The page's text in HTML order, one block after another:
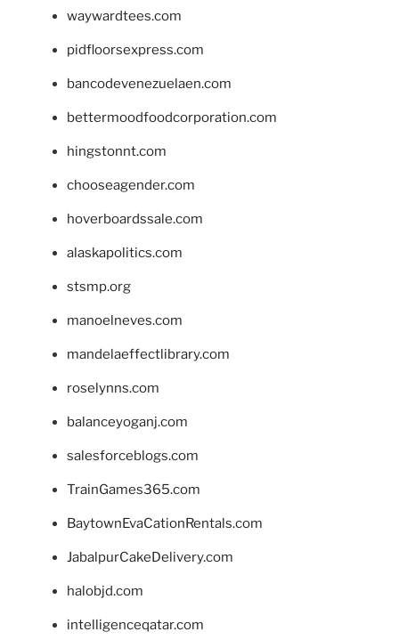
waywardtees.com
pidfloorsexpress.com
bancodevenezuelaen.com
bettermoodfoodcorporation.com
hingstonnt.com
chooseagender.com
hoverboardssale.com
alaskapolitics.com
stsmp.org
manoelneves.com
mandelaeffectlibrary.com
roselynns.com
balanceyoganj.com
salesforceblogs.com
TrainGames365.com
BaytownEvaCationRentals.com
JabalpurCakeDelivery.com
halobjd.com
intelligenceqatar.com